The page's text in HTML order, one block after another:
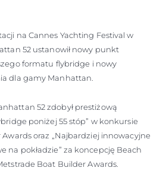
na Cannes Yachting Festival w
52 ustanowił nowy punkt
formatu flybridge i nowy
dla gamy Manhattan.
52 zdobył prestiżową
poniżej 55 stóp” w konkursie
oraz „Najbardziej innowacyjne
na pokładzie” za koncepcję Beach
Boat Builder Awards.